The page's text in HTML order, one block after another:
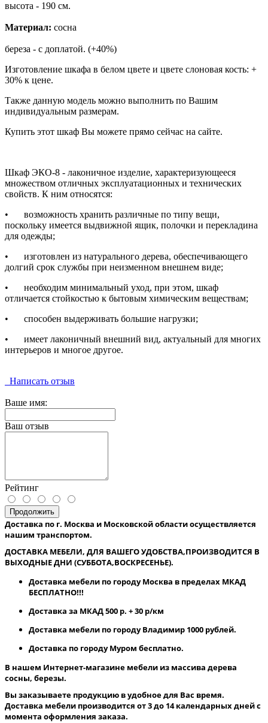
высота - 190 см.
Материал: сосна
береза - с доплатой. (+40%)
Изготовление шкафа в белом цвете и цвете слоновая кость: +
30% к цене.
Также данную модель можно выполнить по Вашим
индивидуальным размерам.
Купить этот шкаф Вы можете прямо сейчас на сайте.
Шкаф ЭКО-8 - лаконичное изделие, характеризующееся
множеством отличных эксплуатационных и технических
свойств. К ним относятся:
•
возможность хранить различные по типу вещи,
поскольку имеется выдвижной ящик, полочки и перекладина
для одежды;
•
изготовлен из натурального дерева, обеспечивающего
долгий срок службы при неизменном внешнем виде;
•
необходим минимальный уход, при этом, шкаф
отличается стойкостью к бытовым химическим веществам;
•
способен выдерживать большие нагрузки;
•
имеет лаконичный внешний вид, актуальный для многих
интерьеров и многое другое.
Написать отзыв
Ваше имя:
Ваш отзыв
Рейтинг
Продолжить
Доставка по г. Москва и Московской области осуществляется
нашим транспортом.
ДОСТАВКА МЕБЕЛИ, ДЛЯ ВАШЕГО УДОБСТВА,ПРОИЗВОДИТСЯ В
ВЫХОДНЫЕ ДНИ (СУББОТА,ВОСКРЕСЕНЬЕ).
Доставка мебели по городу Москва в пределах МКАД
БЕСПЛАТНО!!!
Доставка за МКАД 500 р. + 30 р/км
Доставка мебели по городу Владимир 1000 рублей.
Доставка по городу Муром бесплатно.
В нашем Интернет-магазине мебели из массива дерева
сосны, березы.
Вы заказываете продукцию в удобное для Вас время.
Доставка мебели производится от 3 до 14 календарных дней с
момента оформления заказа.